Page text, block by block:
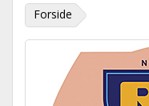
Forside